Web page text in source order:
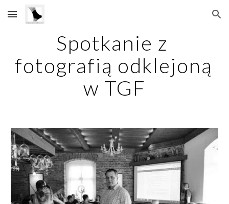
Skip to main content Skip to navigation
Spotkanie z
fotografią odklejoną
w TGF